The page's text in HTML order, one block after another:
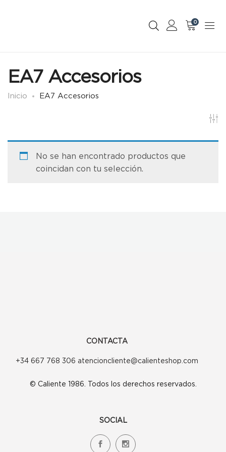
0
EA7 Accesorios
Inicio EA7 Accesorios
No se han encontrado productos que
coincidan con tu selección.
CONTACTA
+34 667 768 306 atencioncliente@calienteshop.com
© Caliente 1986. Todos los derechos reservados.
SOCIAL